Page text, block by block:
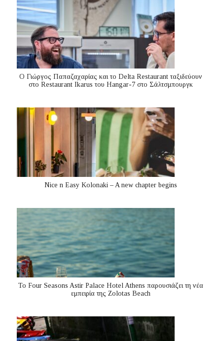
Ο Γιώργος Παπαζαχαρίας και το Delta Restaurant ταξιδεύουν
στο Restaurant Ikarus του Hangar-7 στο Σάλτσμπουργκ
Nice n Easy Kolonaki – A new chapter begins
Το Four Seasons Astir Palace Hotel Athens παρουσιάζει τη νέα
εμπειρία της Zolotas Beach